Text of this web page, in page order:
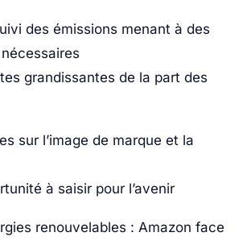
des émissions menant à des
grandissantes de la part des
sur l’image de marque et la
à saisir pour l’avenir
renouvelables : Amazon face